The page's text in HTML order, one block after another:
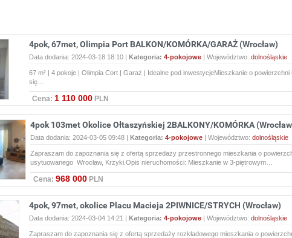
4pok, 67met, Olimpia Port BALKON/KOMÓRKA/GARAŻ (Wrocław)
Data dodania: 2024-03-18 18:10 | Kategoria: 4-pokojowe | Województwo: dolnośląskie
67 m² | 4 pokoje | Olimpia Cort | Garaż | Idealne pod inwestycjeMieszkanie o powierzchni
się…
Cena: 1 110 000PLN
4pok 103met Okolice Ołtaszyńskiej 2BALKONY/KOMÓRKA
Data dodania: 2024-03-05 09:48 | Kategoria: 4-pokojowe | Województwo: dolnośląskie
Zapraszam do zapoznania się z ofertą sprzedaży przestronnego mieszkania o
usytuowanego Wrocław, Krzyki.Opis nieruchomości: Mieszkanie w 3-piętrowym…
Cena: 968 000PLN
4pok, 97met, okolice Placu Macieja 2PIWNICE/STRYCH (Wrocław)
Data dodania: 2024-03-04 14:21 | Kategoria: 4-pokojowe | Województwo: dolnośląskie
Zapraszam do zapoznania się z ofertą sprzedaży rozkładowego mieszkania o